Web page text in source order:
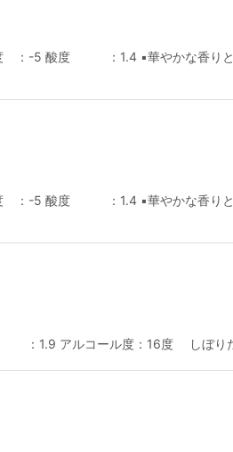
：-5 酸度 ：1.4 ▪️華やかな香りと
：-5 酸度 ：1.4 ▪️華やかな香りと
1.9 アルコール度：16度 しぼり